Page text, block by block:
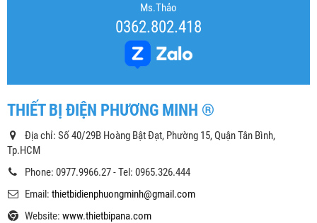
Ms.Thảo
0362.802.418
THIẾT BỊ ĐIỆN PHƯƠNG MINH ®
Địa chỉ: Số 40/29B Hoàng Bật Đạt, Phường 15, Quận Tân Bình,
Tp.HCM
Phone: 0977.9966.27 - Tel: 0965.326.444
Email: thietbidienphuongminh@gmail.com
Website: www.thietbipana.com